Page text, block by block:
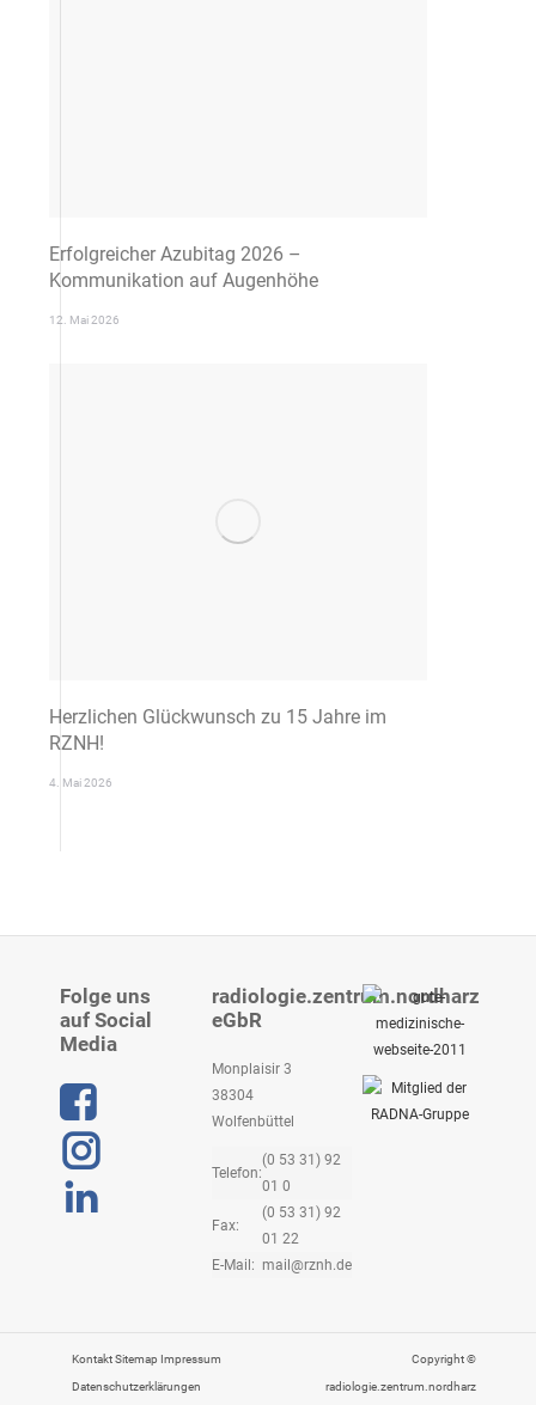
Erfolgreicher Azubitag 2026 –
Kommunikation auf Augenhöhe
12. Mai 2026
Herzlichen Glückwunsch zu 15 Jahre im
RZNH!
4. Mai 2026
Folge uns
auf Social
Media
Linkedin
radiologie.zentrum.nordharz
eGbR
Monplaisir 3
38304
Wolfenbüttel
Telefon:
(0 53 31) 92
01 0
Fax:
(0 53 31) 92
01 22
E-Mail: mail@rznh.de
KontaktSitemap Impressum
Datenschutzerklärungen
Copyright ©
radiologie.zentrum.nordharz